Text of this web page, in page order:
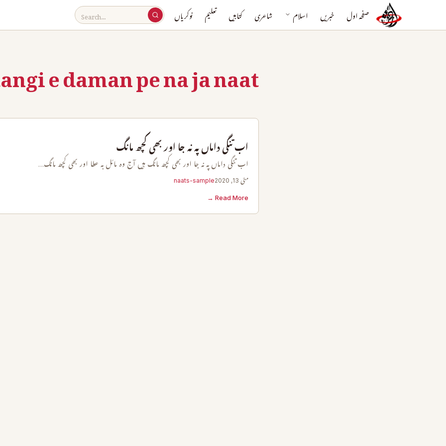
صفحہ اول خبریں اسلام شاعری کتابیں تعلیم نوکریاں
e daman pe na ja naat
اب تنگی داماں پہ نہ جا اور بھی کچھ مانگ
اب تنگی داماں پہ نہ جا اور بھی کچھ مانگ ہیں آج وہ مائل بہ عطا اور بھی کچھ مانگ…
مئی 13, 2020 naats-sample
Read More →